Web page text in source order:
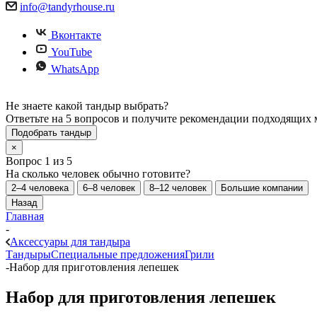
info@tandyrhouse.ru
Вконтакте
YouTube
WhatsApp
Не знаете какой тандыр выбрать?
Ответьте на 5 вопросов и получите рекомендации подходящих
Подобрать тандыр
×
Вопрос 1 из 5
На сколько человек обычно готовите?
2–4 человека 6–8 человек 8–12 человек
Большие компании
Назад
Главная
-
Аксессуары для тандыра
ТандырыСпециальные предложенияГрили
-Набор для приготовления лепешек
Набор для приготовления лепешек